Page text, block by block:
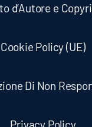
d’Autore e
Cookie Policy (UE)
Di Non
Privacy Policy